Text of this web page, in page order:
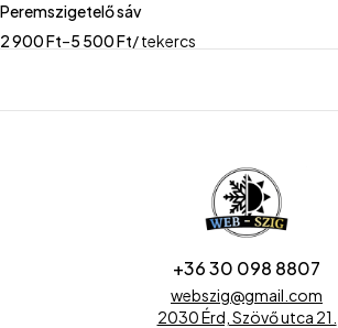
Peremszigetelő sáv
2 900Ft–5 500Ft/ tekercs
+36 30 098 8807
webszig@gmail.com
2030 Érd, Szövő utca 21.